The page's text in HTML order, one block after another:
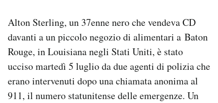
SHOP
CALENDARIO
AREA PERSONALE
Alton Sterling, un 37enne nero che vendeva CD
davanti a un piccolo negozio di alimentari a Baton
Rouge, in Louisiana negli Stati Uniti, è stato
ucciso martedì 5 luglio da due agenti di polizia che
erano intervenuti dopo una chiamata anonima al
911, il numero statunitense delle emergenze. Un